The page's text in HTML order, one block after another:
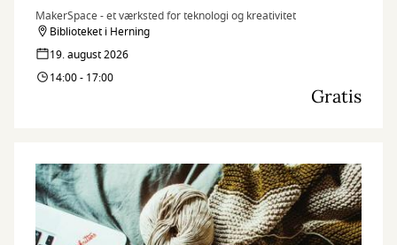
MakerSpace - et værksted for teknologi og kreativitet
Biblioteket i Herning
19. august 2026
14:00 - 17:00
Gratis